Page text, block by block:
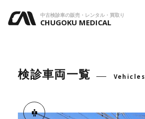
中古検診車の販売・レンタル・買取り
CHUGOKU MEDICAL
検診車両一覧 Vehicles